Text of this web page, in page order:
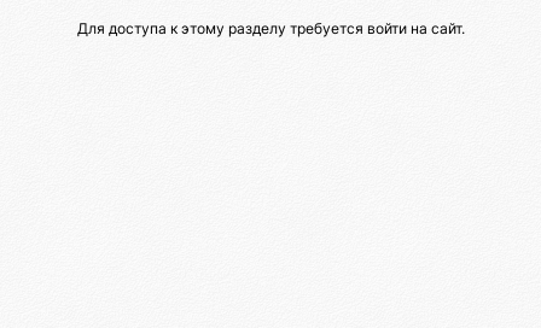
Для доступа к этому разделу требуется войти на сайт.